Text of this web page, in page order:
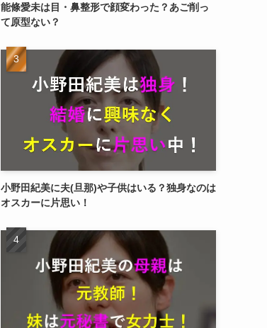
能條愛未は目・鼻整形で顔変わった？あご削っ
て原型ない？
小野田紀美に夫(旦那)や子供はいる？独身なのは
オスカーに片思い！